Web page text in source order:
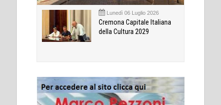
Lunedì 06 Luglio 2026
Cremona Capitale Italiana
della Cultura 2029